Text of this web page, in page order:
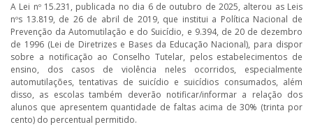
A Lei nº 15.231, publicada no dia 6 de outubro de 2025, alterou as Leis
nºs 13.819, de 26 de abril de 2019, que institui a Política Nacional de
Prevenção da Automutilação e do Suicídio, e 9.394, de 20 de dezembro
de 1996 (Lei de Diretrizes e Bases da Educação Nacional), para dispor
sobre a notificação ao Conselho Tutelar, pelos estabelecimentos de
ensino, dos casos de violência neles ocorridos, especialmente
automutilações, tentativas de suicídio e suicídios consumados, além
disso, as escolas também deverão notificar/informar a relação dos
alunos que apresentem quantidade de faltas acima de 30% (trinta por
cento) do percentual permitido.